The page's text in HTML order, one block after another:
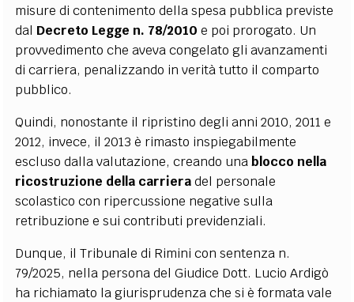
misure di contenimento della spesa pubblica previste
dal Decreto Legge n. 78/2010 e poi prorogato. Un
provvedimento che aveva congelato gli avanzamenti
di carriera, penalizzando in verità tutto il comparto
pubblico.
Quindi, nonostante il ripristino degli anni 2010, 2011 e
2012, invece, il 2013 è rimasto inspiegabilmente
escluso dalla valutazione, creando unablocco nella
ricostruzione della carrieradel personale
scolastico con ripercussione negative sulla
retribuzione e sui contributi previdenziali.
Dunque, il Tribunale di Rimini con sentenza n.
79/2025, nella persona del Giudice Dott. LucioArdigò
ha richiamato la giurisprudenza che si è formata vale